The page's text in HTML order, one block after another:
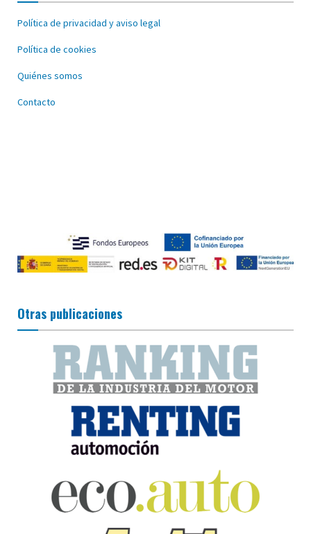
Política de privacidad y aviso legal
Política de cookies
Quiénes somos
Contacto
Otras publicaciones